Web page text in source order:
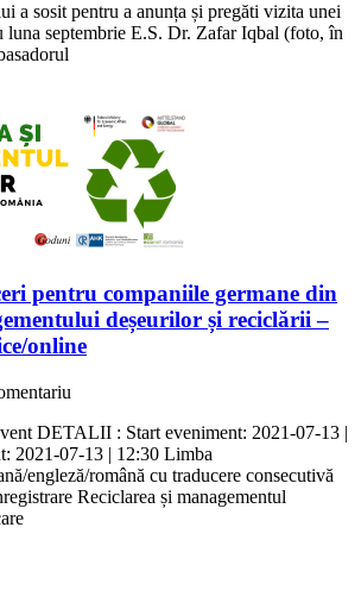
a sosit pentru a anunța și pregăti vizita unei
luna septembrie E.S. Dr. Zafar Iqbal (foto, în
pentru companiile germane din
deșeurilor și reciclării –
online
DETALII : Start eveniment: 2021-07-13 |
2021-07-13 | 12:30 Limba
engleză/română cu traducere consecutivă
Reciclarea și managementul